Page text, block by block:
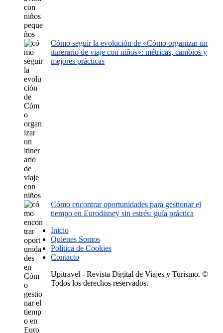
Cómo seguir la evolución de «Cómo organizar un
itinerario de viaje con niños»: métricas, cambios y
mejores prácticas
Cómo encontrar oportunidades para gestionar el
tiempo en Eurodisney sin estrés: guía práctica
Inicio
Quienes Somos
Política de Cookies
Contacto
Upitravel - Revista Digital de Viajes y Turismo. ©
Todos los derechos reservados.